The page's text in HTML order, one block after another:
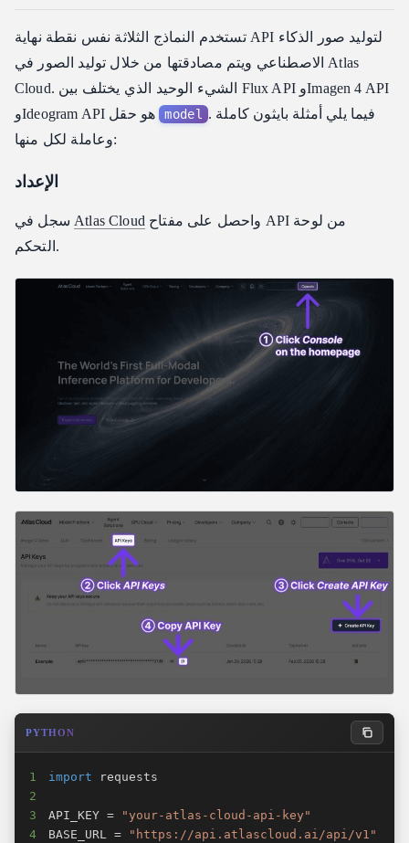
تستخدم النماذج الثلاثة نفس نقطة نهاية API لتوليد صور الذكاء
الاصطناعي ويتم مصادقتها من خلال توليد الصور في Atlas
Cloud. الشيء الوحيد الذي يختلف بين Flux API وImagen 4 API
وIdeogram API هو حقل model . فيما يلي أمثلة بايثون كاملة
وعاملة لكل منها:
الإعداد
Atlas Cloud
التحكم.
PYTHON
1 import
2
3
API_KEY =
"your-atlas-cloud-api-key"
4
BASE_URL =
"https://api.atlascloud.ai/api/v1"